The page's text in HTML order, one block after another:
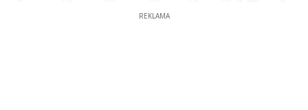
REKLAMA